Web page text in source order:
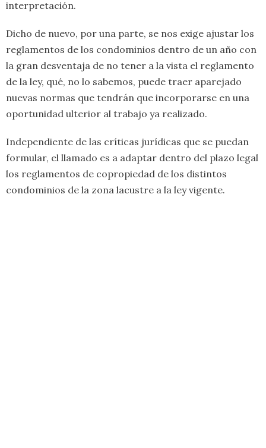
interpretación.
​Dicho de nuevo, por una parte, se nos exige ajustar los
reglamentos de los condominios dentro de un año con
la gran desventaja de no tener a la vista el reglamento
de la ley, qué, no lo sabemos, puede traer aparejado
nuevas normas que tendrán que incorporarse en una
oportunidad ulterior al trabajo ya realizado.
​Independiente de las críticas jurídicas que se puedan
formular, el llamado es a adaptar dentro del plazo legal
los reglamentos de copropiedad de los distintos
condominios de la zona lacustre a la ley vigente.